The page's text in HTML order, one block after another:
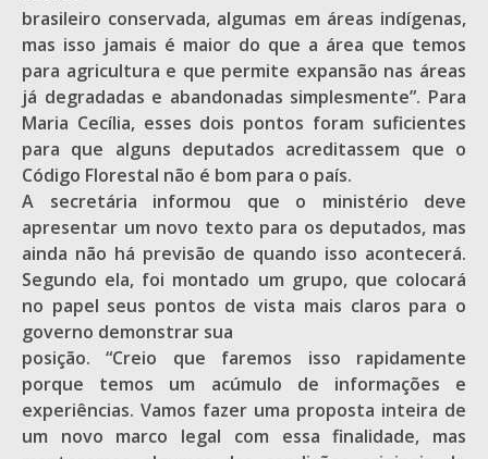
brasileiro conservada, algumas em áreas indígenas,
mas isso jamais é maior do que a área que temos
para agricultura e que permite expansão nas áreas
já degradadas e abandonadas simplesmente”. Para
Maria Cecília, esses dois pontos foram suficientes
para que alguns deputados acreditassem que o
Código Florestal não é bom para o país.
A secretária informou que o ministério deve
apresentar um novo texto para os deputados, mas
ainda não há previsão de quando isso acontecerá.
Segundo ela, foi montado um grupo, que colocará
no papel seus pontos de vista mais claros para o
governo demonstrar sua
posição. “Creio que faremos isso rapidamente
porque temos um acúmulo de informações e
experiências. Vamos fazer uma proposta inteira de
um novo marco legal com essa finalidade, mas